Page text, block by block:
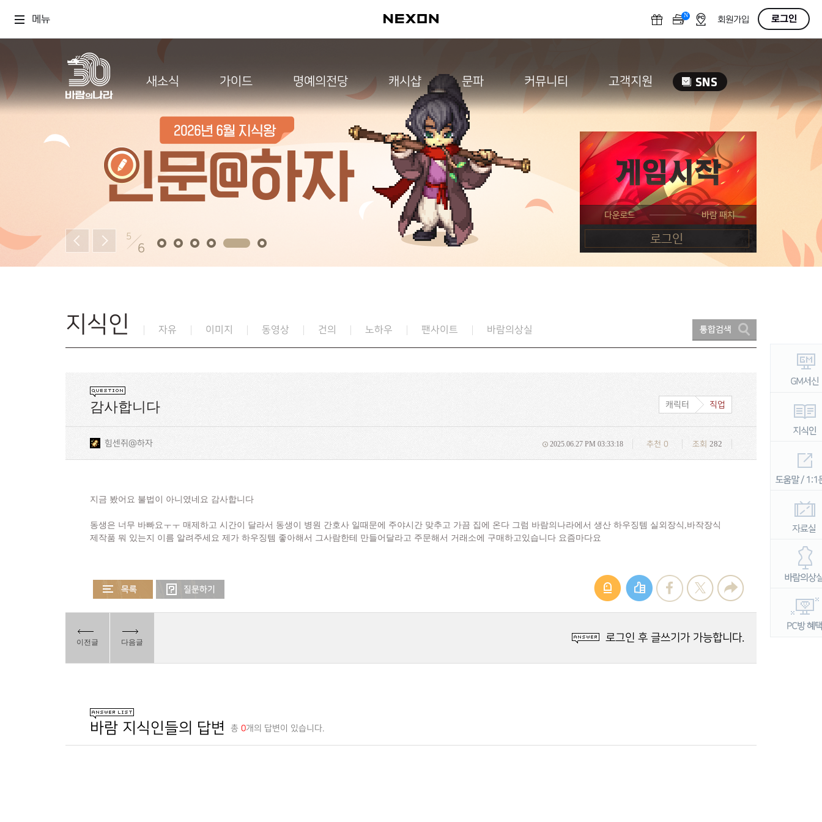
메뉴 N OFF회원가입 로그인
새소식 가이드 명예의전당 캐시샵 문파 커뮤니티 고객지원
5
6
지식인 자유 이미지 동영상 건의 노하우 팬사이트 바람의상실
감사합니다 캐릭터 직업
힘센쥐@하자 조회282
추천0
2025.06.27 PM 03:33:18
지금 봤어요 불법이 아니였네요 감사합니다
동생은 너무 바빠요ㅜㅜ 매제하고 시간이 달라서 동생이 병원 간호사 일때문에 주야시간 맞추고 가끔 집에 온다 그럼 바람의나라에서 생산 하우징템 실외장식,바작장식
제작품 뭐 있는지 이름 알려주세요 제가 하우징템 좋아해서 그사람한테 만들어달라고 주문해서 거래소에 구매하고있습니다 요즘마다요
이전글 다음글 로그인 후 글쓰기가 가능합니다.
바람 지식인들의 답변 총 0개의 답변이 있습니다.